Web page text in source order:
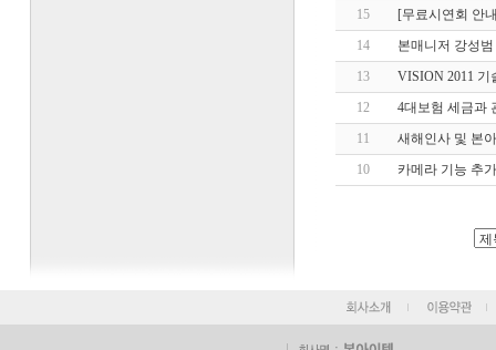
15
[무료시연회 안
14
본매니저 강성
13
VISION 2011 기
12
4대보험 세금과
11
새해인사 및 본
10
카메라 기능 추